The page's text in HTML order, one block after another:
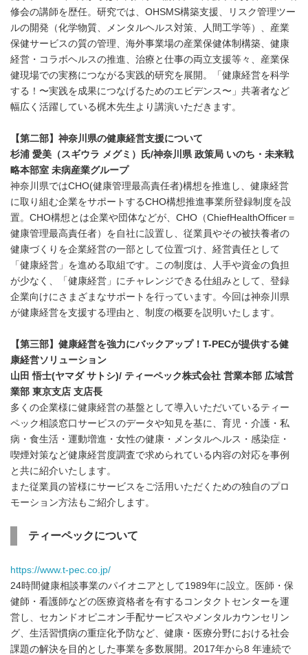
修会の講師を歴任。研究では、OHSMS構築支援、リスク管理ツー
ルの開発（化学物質、メンタルヘルス対策、人間工学等）、産業
保健サービスの質の管理、海外事業場の産業保健体制構築、健康
経営・コラボヘルスの推進、治療と仕事の両立支援等々、産業保
健現場での実務につながる実践的研究を展開。「健康経営を科学
する！〜実践を成果につなげるためのエビデンス〜」共著者など
幅広く活躍している梶木先生より講演いただきます。
【第二部】神奈川県の健康経営支援について
杉浦 愛美（スギウラ メグミ）氏/神奈川県 政策局 いのち・未来戦
略本部室 未病産業グループ
神奈川県ではCHO(健康管理最高責任者)構想を推進し、健康経営
に取り組む企業をサポートするCHO構想推進事業所登録制度を設
置。CHO構想とは企業や団体などが、CHO（ChiefHealthOfficer＝
健康管理最高責任者）を自社に設置し、従業員やその被扶養者の
健康づくりを企業経営の一部として位置づけ、経営責任として
「健康経営」を進める取組です。この制度は、人手や資金の負担
が少なく、「健康経営」にチャレンジできる仕組みとして、登録
企業向けにさまざまなサポートを行っています。今回は神奈川県
が健康経営を支援する理由と、制度の概要を説明いたします。
【第三部】健康経営を強力にバックアップ！ T-PECが提供する健
康経営ソリューション
山田 悟士(ヤマダ サトシ)/ ティーペック株式会社 営業本部 広域営
業部 東京支店 支店長
多くの企業様に健康経営の基盤として導入いただいているティー
ペック相談窓口サービスのデータや知見を基に、育児・介護・私
病・食生活・運動増進・女性の健康・メンタルヘルス・感染症・
喫煙対策など健康経営度調査で求められている内容の対応を事例
と共に紹介いたします。
また従業員の皆様にサービスをご活用いただくための独自のプロ
モーション方法もご紹介します。
ティーペックについて
https://www.t-pec.co.jp/
24時間健康相談事業のパイオニアとして1989年に設立。医師・保
健師・看護師などの医療資格者を有するコンタクトセンターを運
営し、セカンドオピニオン手配サービスやメンタルカウンセリン
グ、生活習慣病の重症化予防など、健康・医療分野における社会
課題の解決を目的とした事業を多数展開。2017年から8 年連続で